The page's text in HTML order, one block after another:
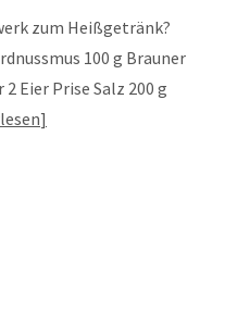
zum Heißgetränk?
100 g Brauner
Eier Prise Salz 200 g